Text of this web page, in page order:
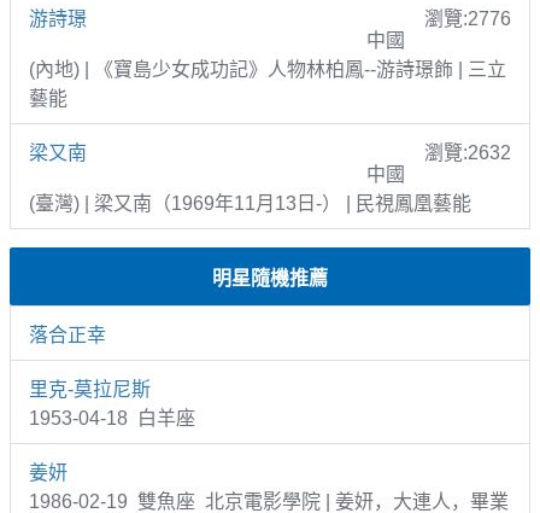
游詩璟
瀏覽:2776
中國
(內地) | 《寶島少女成功記》人物林柏鳳--游詩璟飾 | 三立
藝能
梁又南
瀏覽:2632
中國
(臺灣) | 梁又南（1969年11月13日-） | 民視鳳凰藝能
明星隨機推薦
落合正幸
里克-莫拉尼斯
1953-04-18 白羊座
姜妍
1986-02-19 雙魚座 北京電影學院 | 姜妍，大連人，畢業